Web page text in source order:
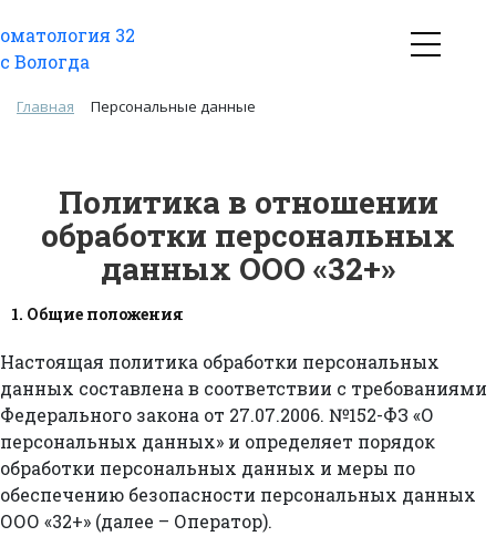
Главная Персональные данные
Политика в отношении
обработки персональных
данных ООО «32+»
1. Общие положения
Настоящая политика обработки персональных
данных составлена в соответствии с требованиями
Федерального закона от 27.07.2006. №152-ФЗ «О
персональных данных» и определяет порядок
обработки персональных данных и меры по
обеспечению безопасности персональных данных
ООО «32+» (далее – Оператор).